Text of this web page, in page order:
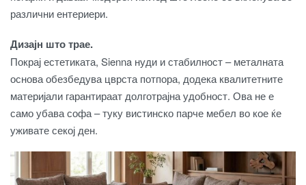
различни ентериери.
Дизајн што трае.
Покрај естетиката, Sienna нуди и стабилност – металната
основа обезбедува цврста потпора, додека квалитетните
материјали гарантираат долготрајна удобност. Ова не е
само убава софа – туку вистинско парче мебел во кое ќе
уживате секој ден.